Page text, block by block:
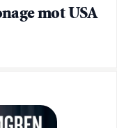
mot USA